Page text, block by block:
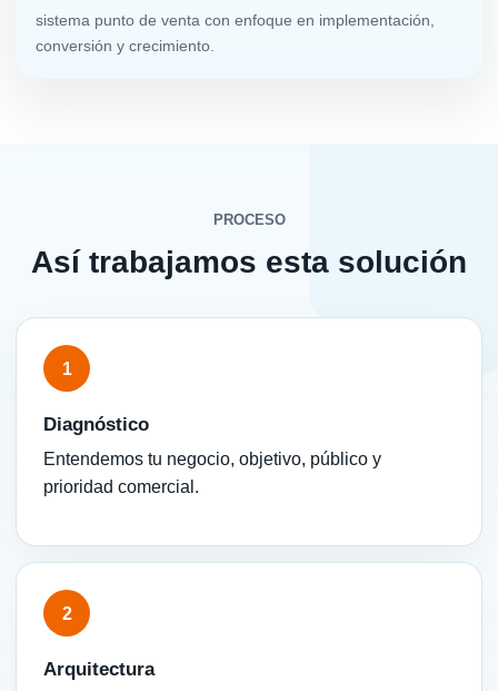
sistema punto de venta con enfoque en implementación,
conversión y crecimiento.
PROCESO
Así trabajamos esta solución
1
Diagnóstico
Entendemos tu negocio, objetivo, público y
prioridad comercial.
2
Arquitectura